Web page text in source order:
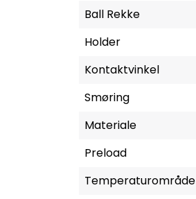
Ball Rekke
Holder
Kontaktvinkel
Smøring
Materiale
Preload
Temperaturområde